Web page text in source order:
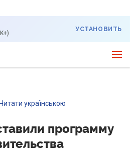
УСТАНОВИТЬ
українською
программу